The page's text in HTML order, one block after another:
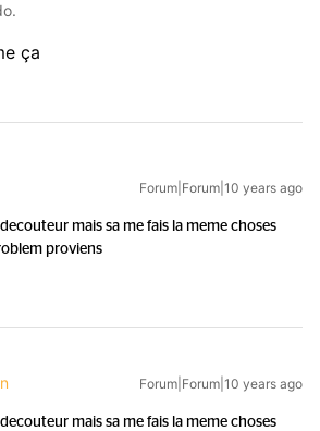
ça
Forum|Forum|10 years ago
mais sa me fais la meme choses
proviens
Forum|Forum|10 years ago
mais sa me fais la meme choses